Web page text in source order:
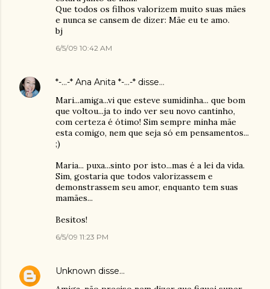
Que todos os filhos valorizem muito suas mães
e nunca se cansem de dizer: Mãe eu te amo.
bj
6/5/09 10:42 AM
*-...-* Ana Anita *-...-* disse…
Mari...amiga...vi que esteve sumidinha... que bom
que voltou...ja to indo ver seu novo cantinho,
com certeza é ótimo! Sim sempre minha mãe
esta comigo, nem que seja só em pensamentos...
;)
Maria... puxa...sinto por isto...mas é a lei da vida.
Sim, gostaria que todos valorizassem e
demonstrassem seu amor, enquanto tem suas
mamães...
Besitos!
6/5/09 11:23 PM
Unknown disse…